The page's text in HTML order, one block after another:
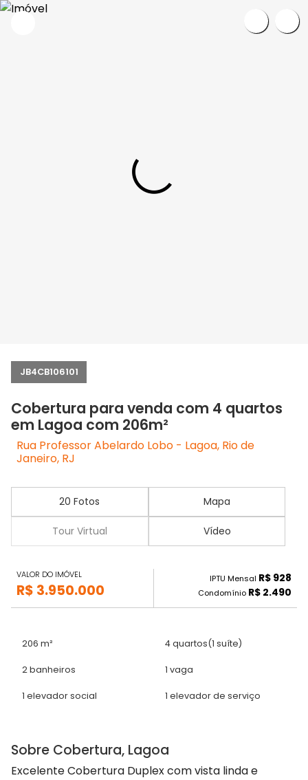
JB4CB106101
Cobertura para venda com 4 quartos
em Lagoa com 206m²
Rua Professor Abelardo Lobo - Lagoa, Rio de
Janeiro, RJ
20 Fotos Mapa
Tour Virtual Vídeo
VALOR DO IMÓVEL
R$ 3.950.000
IPTU Mensal R$ 928
Condomínio R$ 2.490
206 m² 4 quartos(1 suíte)
2 banheiros 1 vaga
1 elevador social 1 elevador de serviço
Sobre Cobertura, Lagoa
Excelente Cobertura Duplex com vista linda e